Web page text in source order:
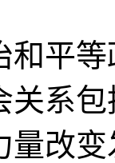
和平
关系
量改